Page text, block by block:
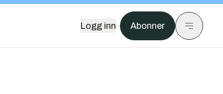
Logg inn Abonner